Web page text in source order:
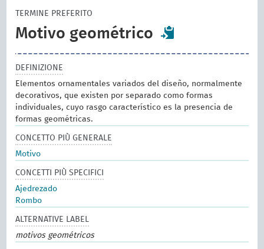
TERMINE PREFERITO
Motivo geométrico
DEFINIZIONE
Elementos ornamentales variados del diseño, normalmente
decorativos, que existen por separado como formas
individuales, cuyo rasgo característico es la presencia de
formas geométricas.
CONCETTO PIÙ GENERALE
Motivo
CONCETTI PIÙ SPECIFICI
Ajedrezado
Rombo
ALTERNATIVE LABEL
motivos geométricos